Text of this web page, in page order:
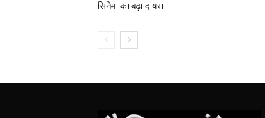
सिनेमा का बढ़ा दायरा